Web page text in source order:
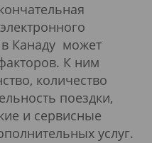
Канаду может
К ним
количество
поездки,
и сервисные
услуг.